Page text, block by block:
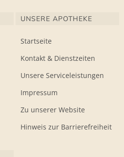
UNSERE APOTHEKE
Startseite
Kontakt & Dienstzeiten
Unsere Serviceleistungen
Impressum
Zu unserer Website
Hinweis zur Barrierefreiheit